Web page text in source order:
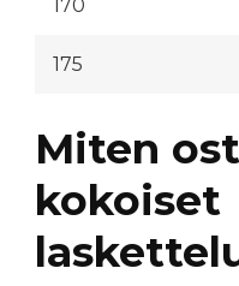
170
175
Miten
kokoiset